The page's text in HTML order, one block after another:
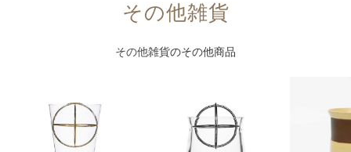
その他雑貨
その他雑貨のその他商品